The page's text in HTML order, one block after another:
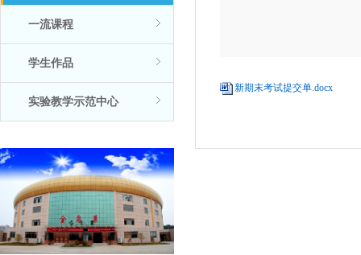
一流课程
学生作品
实验教学示范中心
新期末考试提交单.docx